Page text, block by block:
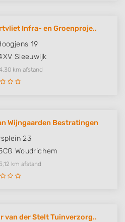
Infra- en Groenproje..
19
Sleeuwijk
km afstand
Wijngaarden Bestratingen
23
Woudrichem
km afstand
van der Stelt Tuinverzorg..